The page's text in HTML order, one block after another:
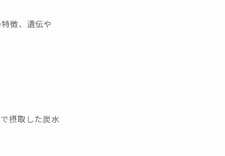
徴、遺伝や
摂取した炭水